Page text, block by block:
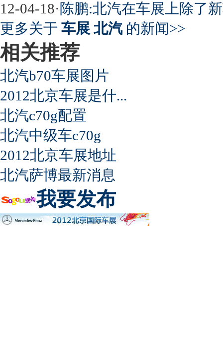
12-04-18·陈鹏:北汽在车展上除了
更多关于 车展 北汽 的新闻>>
相关推荐
北汽b70车展图片
2012北京车展是什...
北汽c70g配置
北汽中级车c70g
2012北京车展地址
北汽萨博最新消息
我要发布